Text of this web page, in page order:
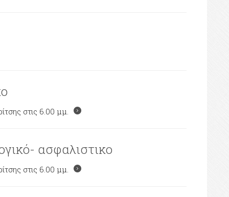
στις 6.00 μμ.
ασφαλιστικο
στις 6.00 μμ.